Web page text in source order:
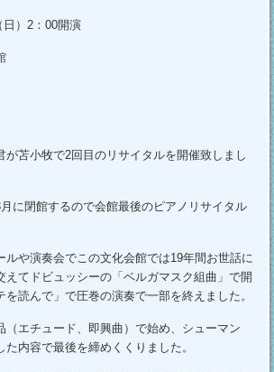
日）2：00開演
が苫小牧で2回目のリサイタルを開催致しまし
に閉館するので会館最後のピアノリサイタル
ルや演奏会でこの文化会館では19年間お世話に
えてドビュッシーの「ベルガマスク組曲」で開
読んで」で圧巻の演奏で一部を終えました。
（エチュード、即興曲）で始め、シューマン
た内容で最後を締めくくりました。